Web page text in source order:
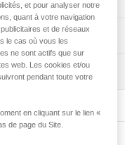
stabilité,
sangles de
:
aux T-BAR,
2
et pour analyser notre
quant à votre navigation
et de réseaux
le cas où vous les
ne sont actifs que sur
web. Les cookies et/ou
pendant toute votre
en cliquant sur le lien «
de page du Site.